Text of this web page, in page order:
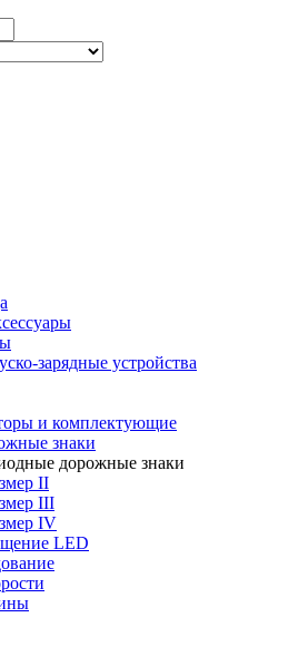
зарядные устройства
и комплектующие
знаки
дорожные знаки
II
III
IV
LED